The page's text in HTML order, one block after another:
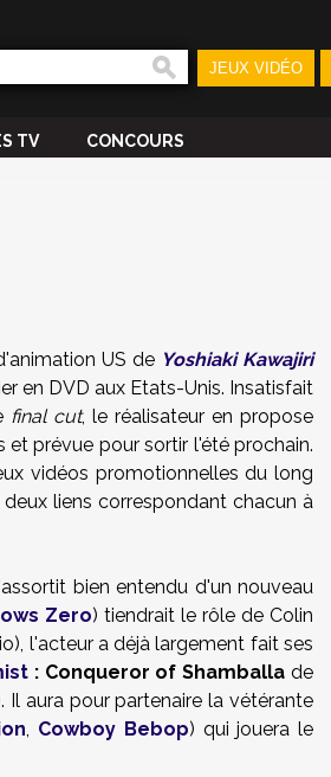
JEUX VIDÉO
TV CONCOURS
US de Yoshiaki Kawajiri
en DVD aux Etats-Unis. Insatisfait
final cut, le réalisateur en propose
prévue pour sortir l'été prochain.
vidéos promotionnelles du long
deux liens correspondant chacun à
bien entendu d'un nouveau
Zero) tiendrait le rôle de Colin
l'acteur a déjà largement fait ses
: Conqueror of Shamballa de
Il aura pour partenaire la vétérante
, Cowboy Bebop) qui jouera le